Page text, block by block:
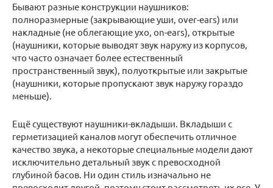
Бывают разные конструкции наушников:
полноразмерные (закрывающие уши, over-ears) или
накладные (не облегающие ухо, on-ears), открытые
(наушники, которые выводят звук наружу из корпусов,
что часто означает более естественный
пространственный звук), полуоткрытые или закрытые
(наушники, которые пропускают звук наружу гораздо
меньше).
Ещё существуют наушники-вкладыши. Вкладыши с
герметизацией каналов могут обеспечить отличное
качество звука, а некоторые специальные модели дают
исключительно детальный звук с превосходной
глубиной басов. Ни один стиль изначально не